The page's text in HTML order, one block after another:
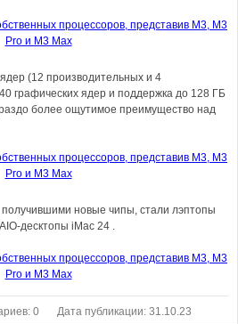
(12 производительных и 4
графических ядер и поддержка до 128 ГБ
более ощутимое преимущество над
новые чипы, стали лэптопы
десктопы iMac 24 .
0 Дата публикации: 31.10.23